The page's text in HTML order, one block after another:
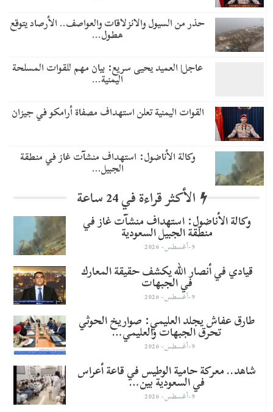
حذر من السيول والانزلاقات والعواصف.. الأرصاد يتوقع
هطول…
عاجل| العميد يحيى سريع: بيان مهم للقوات المسلحة
اليمنية…
القوات اليمنية تعلن استهداف مصفاة أرامكو في جيزان
وكالة الأناضول: استهداف منشآت غاز في منطقة
الجبيل…
الأكثر قراءة في 24 ساعة
وكالة الأناضول: استهداف منشآت غاز في
منطقة الجبيل السعودية
9-أغسطس- 2026
قيادي في أنصار الله يكشف حقيقة المعارك
في الجبهات
9-أغسطس- 2026
طارق عفاش يجلد العليمي: صواريخ الحوثي
تحرق الجبهات والعليمي…
9-أغسطس- 2026
شاهد.. معركة حامية الوطيس في قاعة أعراس
في السعودية بين…
9-أغسطس- 2026